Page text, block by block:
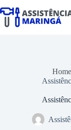
para
Home